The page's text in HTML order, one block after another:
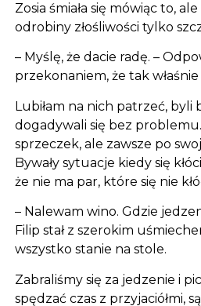
Zosia śmiała się mówiąc to,
odrobiny złośliwości tylko
– Myślę, że dacie radę. –
przekonaniem, że tak
Lubiłam na nich patrzeć, byli
dogadywali się bez
sprzeczek, ale zawsze po
Bywały sytuacje kiedy się
że nie ma par, które się nie
– Nalewam wino. Gdzie
Filip stał z szerokim
wszystko stanie na stole.
Zabraliśmy się za jedzenie i
spędzać czas z przyjaciółmi,